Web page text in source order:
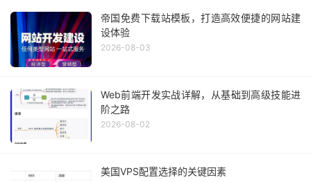
帝国免费下载站模板，打造高效便捷的网站建
设体验
2026-08-03
Web前端开发实战详解，从基础到高级技能进
阶之路
2026-08-02
美国VPS配置选择的关键因素